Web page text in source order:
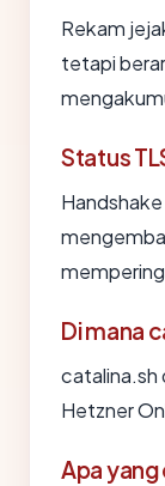
Rekam
tetapi
Status
Di mana
catalina.sh
Hetzner
Apa